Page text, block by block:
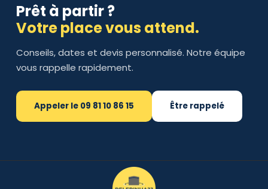
Prêt à partir ?
Votre place vous attend.
Conseils, dates et devis personnalisé. Notre équipe
vous rappelle rapidement.
Appeler le 09 81 10 86 15 Être rappelé